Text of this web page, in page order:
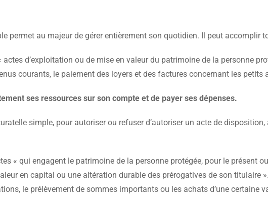
permet au majeur de gérer entièrement son quotidien. Il peut accomplir
d’exploitation ou de mise en valeur du patrimoine de la personne
courants, le paiement des loyers et des factures concernant les petits
ses ressources sur son compte et de payer ses dépenses.
simple, pour autoriser ou refuser d’autoriser un acte de
« qui engagent le patrimoine de la personne protégée, pour le présent
en capital ou une altération durable des prérogatives de son titulaire
le prélèvement de sommes importants ou les achats d’une certaine